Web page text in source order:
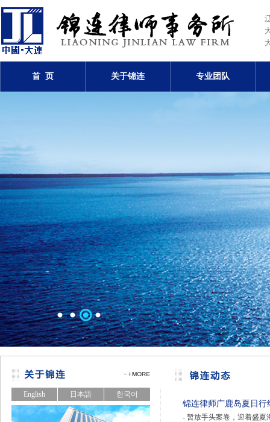
首 页 关于锦连 专业团队
English 日本語 한국어
锦连律师广鹿岛夏日行
- 暂放手头案卷，迎着盛夏